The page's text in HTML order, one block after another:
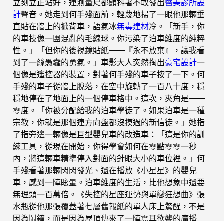
立刻立正站好，連測量尺都顫抖著不敢發出醫美診所設
計聲音。她走到何手殘面前，輕蔑地掃了一眼他那輛垂
直貼在牆上的掀背車，語氣冰無毒建材冷。「新手，你
的車技像一團混亂的毛線球。你污染了泊車維度的純粹
性。」「但你的後視鏡貼紙——『永不放棄』，讓我看
到了一絲愚蠢的勇氣。」車影大人突然掏出豪宅設計一
個像是遙控器的裝置，對著何手殘的車子按了一下。何
手殘的車子從牆上脫落，在空中旋轉了一百八十度，穩
穩地停在了地面上的一個停車格中。這次，夾角是——
零度。「你被分配給我的泊車學徒了。如果泊車是一種
宗教，你就是那個連方向盤都沒摸過的新信徒。」她指
了指旁邊一輛像是巨型嬰兒車的改造車：「這是你的訓
練工具，從現在開始，你得學會如何在零點零零一秒
內，將這輛車精準停入對面的針眼大小的車位裡。」何
手殘看著那輛閃閃發光、還在播放《小星星》的嬰兒
車，感到一陣眩暈。泊車維度的生活，比他想象中還要
無理頭一百萬倍。《失控的星座運勢與單戀狂想曲》張
水瓶從他那張覆蓋著七層舊報紙的單人床上驚醒，不是
因為鬧鐘，而是因為屋頂傳來了一陣震耳欲聾的廣播